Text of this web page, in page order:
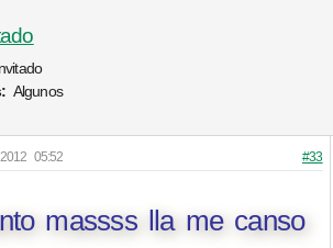
Algunos
05:52 #33
massss lla me canso